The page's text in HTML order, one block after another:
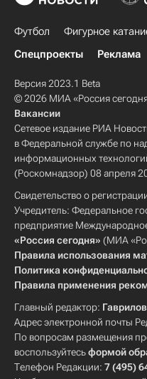
Футбол Фигурное
Спецпроекты
Реклама
Версия 2023.1 Beta
© 2026 МИА «Россия
Вакансии
Сетевое издание РИА
в Федеральной службе по
информационных
(Роскомнадзор) 08 апреля
Свидетельство о
Учредитель: Федеральное
предприятие
«Россия сегодня» (МИА
Правила использования
Политика
Правила применения
Главный редактор:
Адрес электронной почты
По вопросам размещения
воспользуйтесьформой
Телефон Редакции: 7 (495)